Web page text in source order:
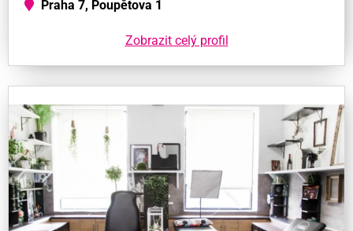
Praha 7, Poupětova 1
Zobrazit celý profil